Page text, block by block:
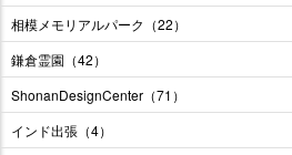
相模メモリアルパーク（22）
鎌倉霊園（42）
ShonanDesignCenter（71）
インド出張（4）